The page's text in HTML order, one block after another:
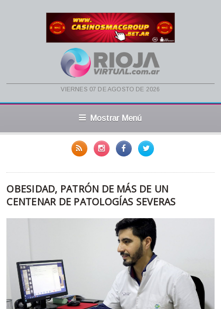
viernes 07 de agosto de 2026
Mostrar Menú
OBESIDAD, PATRÓN DE MÁS DE UN
CENTENAR DE PATOLOGÍAS SEVERAS